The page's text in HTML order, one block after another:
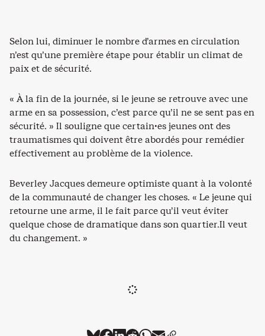
Selon lui, diminuer le nombre d’armes en circulation
n’est qu’une première étape pour établir un climat de
paix et de sécurité.
« À la fin de la journée, si le jeune se retrouve avec une
arme en sa possession, c’est parce qu’il ne se sent pas en
sécurité. » Il souligne que certain·es jeunes ont des
traumatismes qui doivent être abordés pour remédier
effectivement au problème de la violence.
Beverley Jacques demeure optimiste quant à la volonté
de la communauté de changer les choses. « Le jeune qui
retourne une arme, il le fait parce qu’il veut éviter
quelque chose de dramatique dans son quartier.Il veut
du changement. »